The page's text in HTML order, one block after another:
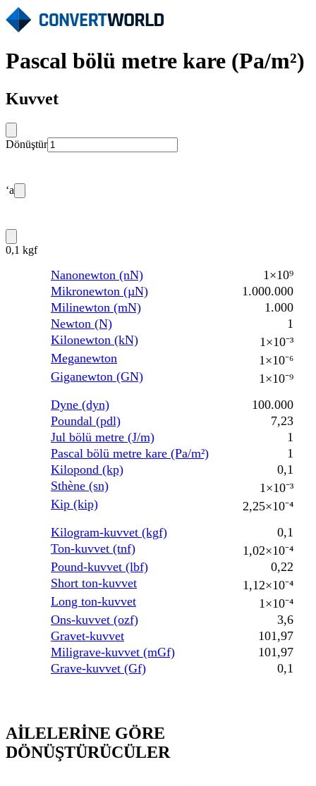
Pascal bölü metre kare (Pa/m²)
Kuvvet
Dönüştür
‘a
0,1 kgf
Nanonewton (nN)
1×10⁹
Mikronewton (µN)
1.000.000
Milinewton (mN)
1.000
Newton (N)
1
Kilonewton (kN)
1×10⁻³
Meganewton
1×10⁻⁶
Giganewton (GN)
1×10⁻⁹
Dyne (dyn)
100.000
Poundal (pdl)
7,23
Jul bölü metre (J/m)
1
Pascal bölü metre kare (Pa/m²)
1
Kilopond (kp)
0,1
Sthène (sn)
1×10⁻³
Kip (kip)
2,25×10⁻⁴
Kilogram-kuvvet (kgf)
0,1
Ton-kuvvet (tnf)
1,02×10⁻⁴
Pound-kuvvet (lbf)
0,22
Short ton-kuvvet
1,12×10⁻⁴
Long ton-kuvvet
1×10⁻⁴
Ons-kuvvet (ozf)
3,6
Gravet-kuvvet
101,97
Miligrave-kuvvet (mGf)
101,97
Grave-kuvvet (Gf)
0,1
AILELERINE GÖRE
DÖNÜŞTÜRÜCÜLER